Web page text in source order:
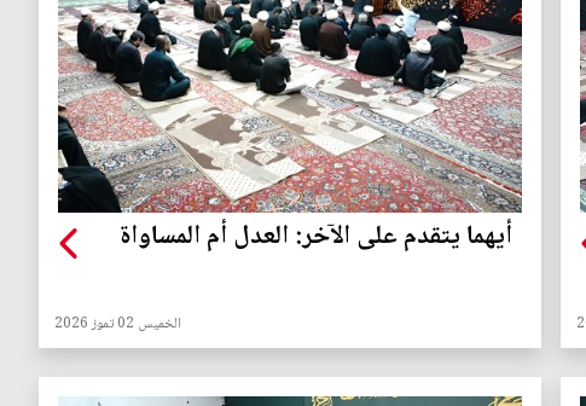
أيهما يتقدم على الآخر: العدل أم المساواة
الخميس 02 تموز 2026